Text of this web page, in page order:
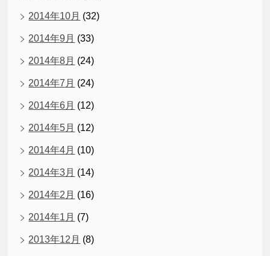
2014年10月 (32)
2014年9月 (33)
2014年8月 (24)
2014年7月 (24)
2014年6月 (12)
2014年5月 (12)
2014年4月 (10)
2014年3月 (14)
2014年2月 (16)
2014年1月 (7)
2013年12月 (8)